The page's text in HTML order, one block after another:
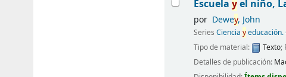
Escuelayel niño,
por Dewey, John
SeriesCienciay
Tipo de material:
Texto;
Detalles de publicación: